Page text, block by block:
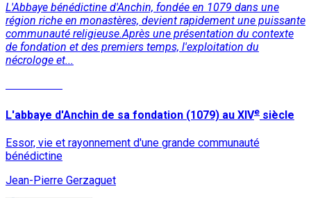
L'Abbaye bénédictine d'Anchin, fondée en 1079 dans une
région riche en monastères, devient rapidement une puissante
communauté religieuse.Après une présentation du contexte
de fondation et des premiers temps, l'exploitation du
nécrologe et...
L'abbaye d'Anchin de sa fondation (1079) au XIVe siècle
Essor, vie et rayonnement d'une grande communauté
bénédictine
Jean-Pierre Gerzaguet